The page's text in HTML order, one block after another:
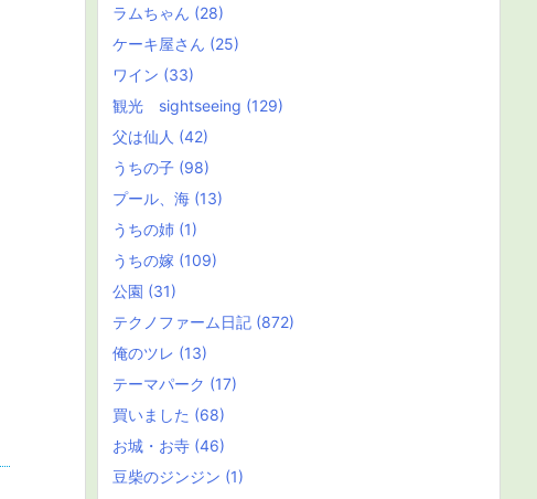
ラムちゃん (28)
ケーキ屋さん (25)
ワイン (33)
観光 sightseeing (129)
父は仙人 (42)
うちの子 (98)
プール、海 (13)
うちの姉 (1)
うちの嫁 (109)
公園 (31)
テクノファーム日記 (872)
俺のツレ (13)
テーマパーク (17)
買いました (68)
お城・お寺 (46)
豆柴のジンジン (1)